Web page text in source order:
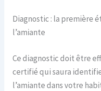
Diagnostic : la première
l’amiante
Ce diagnostic doit être
certifié qui saura
l’amiante dans votre